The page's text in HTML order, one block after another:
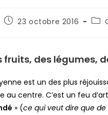
23 octobre 2016
fruits, des légumes,
est un des plus
au centre. C’est un feu
» (ce qui veut dire que